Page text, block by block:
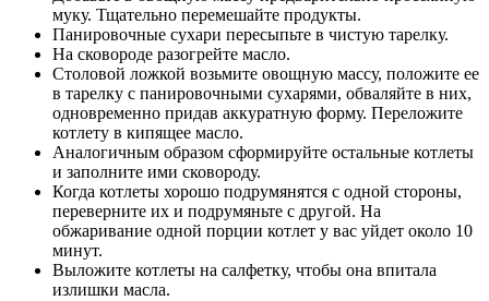
муку. Тщательно перемешайте продукты.
Панировочные сухари пересыпьте в чистую тарелку.
На сковороде разогрейте масло.
Столовой ложкой возьмите овощную массу, положите ее
в тарелку с панировочными сухарями, обваляйте в них,
одновременно придав аккуратную форму. Переложите
котлету в кипящее масло.
Аналогичным образом сформируйте остальные котлеты
и заполните ими сковороду.
Когда котлеты хорошо подрумянятся с одной стороны,
переверните их и подрумяньте с другой. На
обжаривание одной порции котлет у вас уйдет около 10
минут.
Выложите котлеты на салфетку, чтобы она впитала
излишки масла.